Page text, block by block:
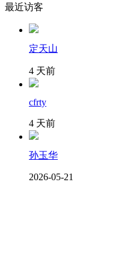
最近访客
定天山
4 天前
cfrty
4 天前
孙玉华
2026-05-21